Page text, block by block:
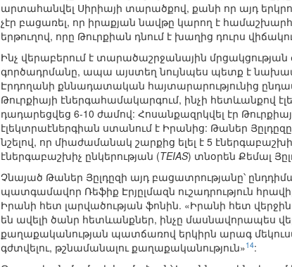
արտահանվել Սիրիայի տարածքով, քանի որ այդ
չէր բացառել, որ իրաքյան նավթը կարող է
երթուղով, որը Թուրքիան դնում է խաղից դուրս
Ինչ վերաբերում է տարածաշրջանային
գործադրմանը, ապա այստեղ նույնպես պետք է
Էրդողանի քննադատական հայտարարությունից
Թուրքիայի էներգահամակարգում, ինչի հետևանքով
դադարեցվեց 6-10 ժամով: Հոսանքազրկվել էր
էլեկտրաէներգիան ստանում է Իրանից: Թաներ
նշելով, որ միաժամանակ շարքից ելել է 5
էներգաբաշխիչ ընկերության (TEIAS) տնօրեն Քեմալ
Չնայած Թաներ Յըլդըզի այդ բացատրությանը՝
պատգամավոր Ռեֆիք Էրյըլմազն ուշադրություն
Իրանի հետ լարվածության ֆոնին. «Իրանի հետ
են ավելի ծանր հետևանքներ, ինչը մասնավորապես
քաղաքականության պատճառով երկիրն արագ
գժտվելու, թշնամանալու քաղաքականություն»14: